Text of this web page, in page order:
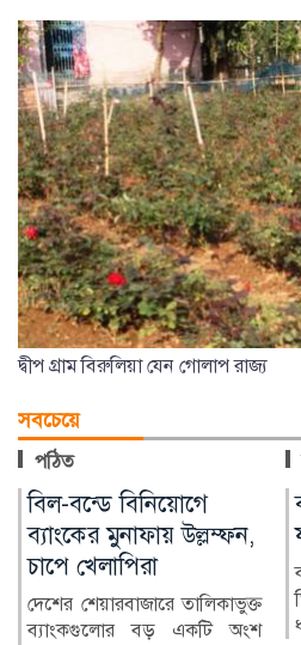
দ্বীপ গ্রাম বিরুলিয়া যেন গোলাপ রাজ্য
সবচেয়ে
পঠিত
বার্সা থেকে লিভারপুলে
যাচ্ছেন রোনাল্ড আরাউহো
বার্সেলোনার উরুগুইয়ান
ডিফেন্ডার রোনাল্ড আরাউহোকে
ধারে (লোন) দলে ভেড়াতে যাচ্ছে...